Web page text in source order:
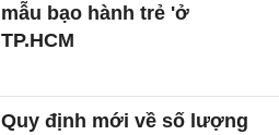
mẫu bạo hành trẻ 'ở
TP.HCM
Quy định mới về số lượng